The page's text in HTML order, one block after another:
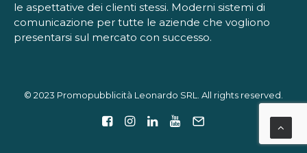
le aspettative dei clienti stessi. Moderni sistemi di
comunicazione per tutte le aziende che vogliono
presentarsi sul mercato con successo.
© 2023 Promopubblicità Leonardo SRL. All rights reserved.